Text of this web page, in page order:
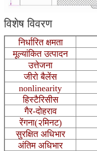
विशेष विवरण
निर्धारित क्षमता
मूल्यांकित उत्पादन
उत्तेजना
जीरो बैलेंस
nonlinearity
हिस्टैरिसीस
गैर-दोहराव
रेंगना(२मिनट)
सुरक्षित अधिभार
अंतिम अधिभार